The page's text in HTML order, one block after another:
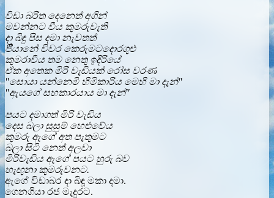
විඩා බරිත දෙනෙත් අගින්
මවන්නට වීය කුමරුවැති
දා බිඳු පිස දමා නැවතත්
ජීියානේ විවර කෙරුමටදොරගුළු
කුමරාවීය තම නෙතු ඉදිරියේ
ඒක අතෙක මිරි වැඩියක් රෝස වරණ
"සොයා යන්නෙමි හිමිකාරිය මෙහි මා දැන්"
"ඇයගේ සහකාරයාය මා දැන්"
පයට දමාගත් මිරි වැඩිය
දෙස බලා සුසුම් හෙළුවේය
කුමරු ඇගේ අත පැතුමට
බලා සිටි නෙත් අලවා
මිරිවැඩිය ඇගේ පයට හුරු බව
හැඟුනා කුමරුවනට.
ඇගේ විඩාබර දා බිඳූ මකා දමා.
ගෙනගියා රජ මැදුරට.